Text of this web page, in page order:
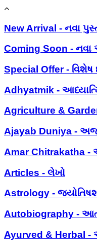
New Arrival - નવા
Coming Soon - નવા
Special Offer - વિશેષ
Adhyatmik -
Agriculture &
Ajayab Duniya -
Amar Chitrakatha -
Articles - લેખો
Astrology -
Autobiography -
Ayurved & Herbal -